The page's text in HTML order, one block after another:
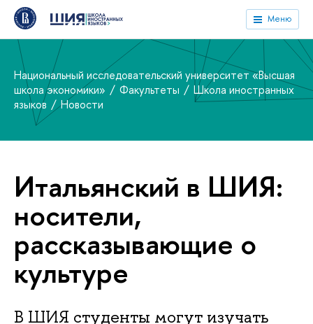
Меню
Национальный исследовательский университет «Высшая
школа экономики»
Факультеты
Школа иностранных
языков
Новости
Итальянский в ШИЯ:
носители,
рассказывающие о
культуре
В ШИЯ студенты могут изучать